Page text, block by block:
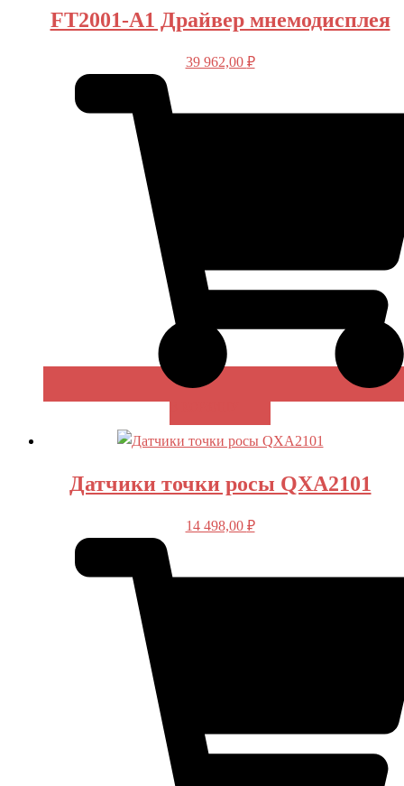
FT2001-A1 Драйвер мнемодисплея
39 962,00 ₽
Датчики точки росы QXA2101
14 498,00 ₽